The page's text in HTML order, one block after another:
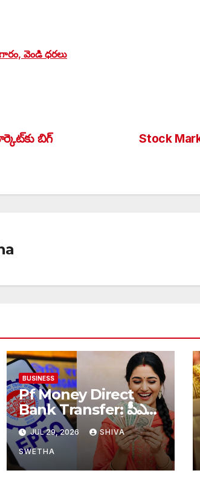
వెండి ధరలు
Stock
బిగ్
BUSINESS
Pf Money Direct
Bank Transfer: పీఎఫ్
చందాదారులకు భారీ
ఊరట…
JUL 29, 2026 SHIVA
SWETHA